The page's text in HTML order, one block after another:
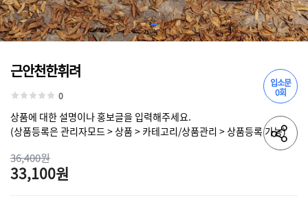
입소문
0회
근안천한휘려
0
상품에 대한 설명이나 홍보글을 입력해주세요.
(상품등록은 관리자모드 > 상품 > 카테고리/상품관리 > 상품등록 가능)
36,400원
33,100원